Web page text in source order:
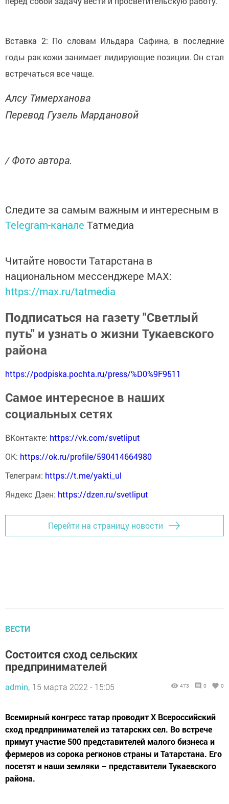
Вставка 2: По словам Ильдара Сафина, в последние
годы рак кожи занимает лидирующие позиции. Он стал
встречаться все чаще.
Алсу Тимерханова
Перевод Гузель Мардановой
/ Фото автора.
Следите за самым важным и интересным в
Telegram-канале Татмедиа
Читайте новости Татарстана в
национальном мессенджере MАХ:
https://max.ru/tatmedia
Подписаться на газету "Светлый
путь" и узнать о жизни Тукаевского
района
https://podpiska.pochta.ru/press/%D0%9F9511
Самое интересное в наших
социальных сетях
ВКонтакте: https://vk.com/svetliput
ОК: https://ok.ru/profile/590414664980
Телеграм: https://t.me/yakti_ul
Яндекс Дзен: https://dzen.ru/svetliput
Перейти на страницу новости
ВЕСТИ
Состоится сход сельских
предпринимателей
admin, 15 марта 2022 - 15:05 473 0 0
Всемирный конгресс татар проводит X Всероссийский
сход предпринимателей из татарских сел. Во встрече
примут участие 500 представителей малого бизнеса и
фермеров из сорока регионов страны и Татарстана. Его
посетят и наши земляки – представители Тукаевского
района.